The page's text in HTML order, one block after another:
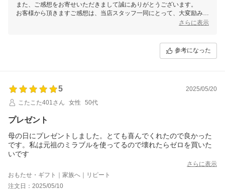
また、ご感想をお寄せいただきまして誠にありがとうございます。
お客様から頂きますご感想は、当店スタッフ一同にとって、大変励みと
なります。今後共お客様にご満足いただけますよう、更なる努力をして
さらに表示
参考になった
5
2025/05/20
こたこた401さん
女性 50代
プレゼント
母の日にプレゼントしました。とても喜んでくれたので良かった
です。私は元祖のミラブルを使ってるので壊れたらゼロを買いた
いです
さらに表示
おもたせ・ギフト｜家族へ｜リピート
注文日：2025/05/10